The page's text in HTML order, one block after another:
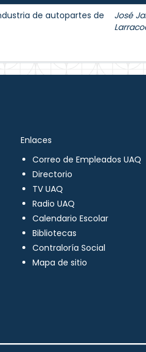
de autopartes de
José
Enlaces
Correo de Empleados UAQ
Directorio
TV UAQ
Radio UAQ
Calendario Escolar
Bibliotecas
Contraloría Social
Mapa de sitio